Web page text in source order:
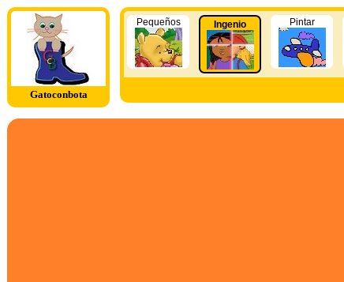
Gatoconbota
Pequeños Ingenio Pintar